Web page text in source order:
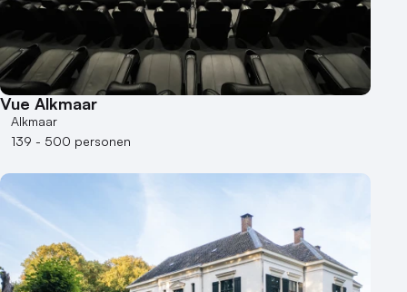
Vue Alkmaar
Alkmaar
139 - 500 personen